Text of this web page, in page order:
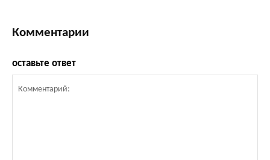
Комментарии
оставьте ответ